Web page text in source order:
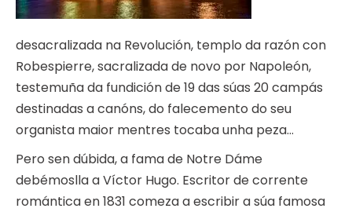
desacralizada na Revolución, templo da razón con
Robespierre, sacralizada de novo por Napoleón,
testemuña da fundición de 19 das súas 20 campás
destinadas a canóns, do falecemento do seu
organista maior mentres tocaba unha peza…
Pero sen dúbida, a fama de Notre Dáme
debémoslla a Víctor Hugo. Escritor de corrente
romántica en 1831 comeza a escribir a súa famosa